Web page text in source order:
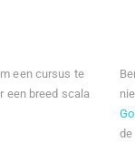
een cursus te
een breed scala
de